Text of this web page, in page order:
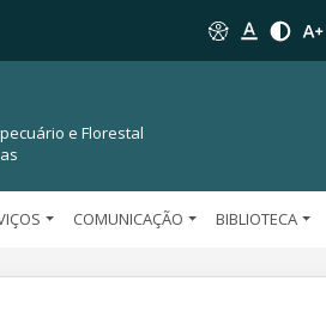
e Florestal
COMUNICAÇÃO BIBLIOTECA